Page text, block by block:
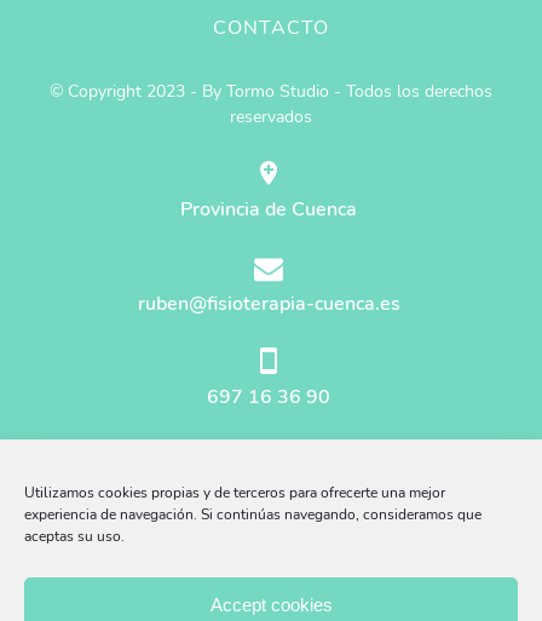
Utilizamos cookies propias y de terceros para ofrecerte una mejor
experiencia de navegación. Si continúas navegando, consideramos que
aceptas su uso.
Accept cookies
CONTACTO
© Copyright 2023 - By Tormo Studio - Todos los derechos
reservados
Provincia de Cuenca
ruben@fisioterapia-cuenca.es
697 16 36 90
Aviso Legal